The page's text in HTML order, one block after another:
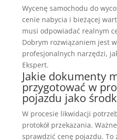
Wycenę samochodu do
cenie nabycia i bieżącej
musi odpowiadać realnym
Dobrym rozwiązaniem jest
profesjonalnych narzędzi,
Ekspert.
Jakie dokumenty
przygotować w
pojazdu jako
W procesie likwidacji
protokół przekazania.
sprawdzić cenę pojazdu. To